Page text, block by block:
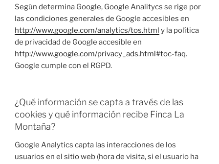
Según determina Google, Google Analitycs se rige por
las condiciones generales de Google accesibles en
http://www.google.com/analytics/tos.html y la política
de privacidad de Google accesible en
http://www.google.com/privacy_ads.html#toc-faq.
Google cumple con el RGPD.
¿Qué información se capta a través de las
cookies y qué información recibe Finca La
Montaña?
Google Analytics capta las interacciones de los
usuarios en el sitio web (hora de visita, si el usuario ha